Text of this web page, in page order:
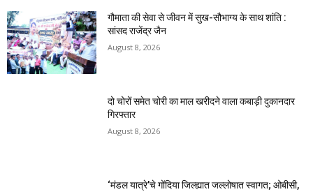
गौमाता की सेवा से जीवन में सुख-सौभाग्य के साथ शांति :
सांसद राजेंद्र जैन
August 8, 2026
दो चोरों समेत चोरी का माल खरीदने वाला कबाड़ी दुकानदार
गिरफ्तार
August 8, 2026
‘मंडल यात्रे’चे गोंदिया जिल्ह्यात जल्लोषात स्वागत; ओबीसी,